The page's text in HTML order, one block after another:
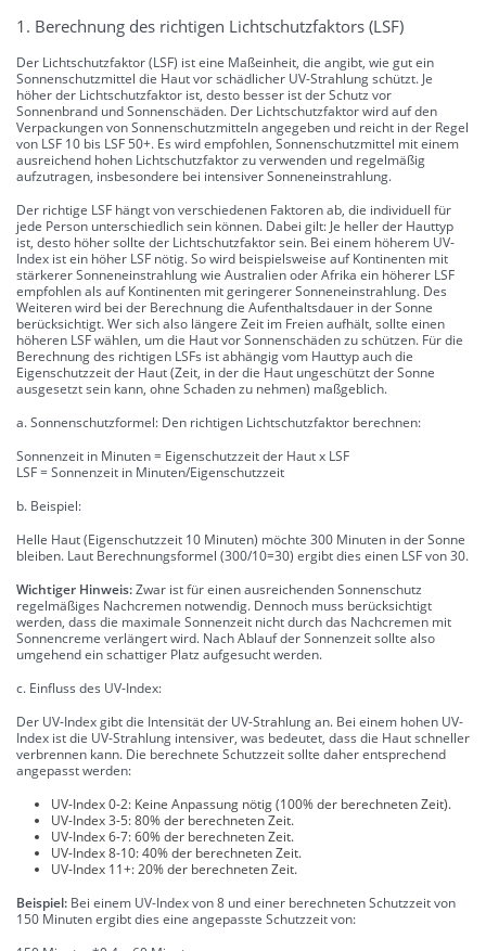
1. Berechnung des richtigen Lichtschutzfaktors (LSF)
Der Lichtschutzfaktor (LSF) ist eine Maßeinheit, die angibt, wie gut ein
Sonnenschutzmittel die Haut vor schädlicher UV-Strahlung schützt. Je
höher der Lichtschutzfaktor ist, desto besser ist der Schutz vor
Sonnenbrand und Sonnenschäden. Der Lichtschutzfaktor wird auf den
Verpackungen von Sonnenschutzmitteln angegeben und reicht in der Regel
von LSF 10 bis LSF 50+. Es wird empfohlen, Sonnenschutzmittel mit einem
ausreichend hohen Lichtschutzfaktor zu verwenden und regelmäßig
aufzutragen, insbesondere bei intensiver Sonneneinstrahlung.
Der richtige LSF hängt von verschiedenen Faktoren ab, die individuell für
jede Person unterschiedlich sein können. Dabei gilt: Je heller der Hauttyp
ist, desto höher sollte der Lichtschutzfaktor sein. Bei einem höherem UV-
Index ist ein höher LSF nötig. So wird beispielsweise auf Kontinenten mit
stärkerer Sonneneinstrahlung wie Australien oder Afrika ein höherer LSF
empfohlen als auf Kontinenten mit geringerer Sonneneinstrahlung. Des
Weiteren wird bei der Berechnung die Aufenthaltsdauer in der Sonne
berücksichtigt. Wer sich also längere Zeit im Freien aufhält, sollte einen
höheren LSF wählen, um die Haut vor Sonnenschäden zu schützen. Für die
Berechnung des richtigen LSFs ist abhängig vom Hauttyp auch die
Eigenschutzzeit der Haut (Zeit, in der die Haut ungeschützt der Sonne
ausgesetzt sein kann, ohne Schaden zu nehmen) maßgeblich.
a. Sonnenschutzformel: Den richtigen Lichtschutzfaktor berechnen:
Sonnenzeit in Minuten = Eigenschutzzeit der Haut x LSF
LSF = Sonnenzeit in Minuten/Eigenschutzzeit
b. Beispiel:
Helle Haut (Eigenschutzzeit 10 Minuten) möchte 300 Minuten in der Sonne
bleiben. Laut Berechnungsformel (300/10=30) ergibt dies einen LSF von 30.
Wichtiger Hinweis:Zwar ist für einen ausreichenden Sonnenschutz
regelmäßiges Nachcremen notwendig. Dennoch muss berücksichtigt
werden, dass die maximale Sonnenzeit nicht durch das Nachcremen mit
Sonnencreme verlängert wird. Nach Ablauf der Sonnenzeit sollte also
umgehend ein schattiger Platz aufgesucht werden.
c. Einfluss des UV-Index:
Der UV-Index gibt die Intensität der UV-Strahlung an. Bei einem hohen UV-
Index ist die UV-Strahlung intensiver, was bedeutet, dass die Haut schneller
verbrennen kann. Die berechnete Schutzzeit sollte daher entsprechend
angepasst werden:
UV-Index 0-2: Keine Anpassung nötig (100% der berechneten Zeit).
UV-Index 3-5: 80% der berechneten Zeit.
UV-Index 6-7: 60% der berechneten Zeit.
UV-Index 8-10: 40% der berechneten Zeit.
UV-Index 11+: 20% der berechneten Zeit.
Beispiel: Bei einem UV-Index von 8 und einer berechneten Schutzzeit von
150 Minuten ergibt dies eine angepasste Schutzzeit von: